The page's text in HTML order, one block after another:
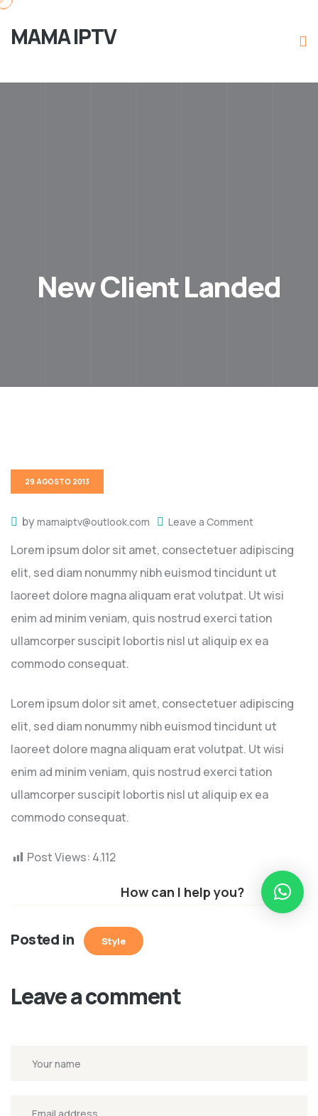
MAMA IPTV
New Client Landed
29 AGOSTO 2013
bymamaiptv@outlook.com Leave a Comment
Lorem ipsum dolor sit amet, consectetuer adipiscing
elit, sed diam nonummy nibh euismod tincidunt ut
laoreet dolore magna aliquam erat volutpat. Ut wisi
enim ad minim veniam, quis nostrud exerci tation
ullamcorper suscipit lobortis nisl ut aliquip ex ea
commodo consequat.
Lorem ipsum dolor sit amet, consectetuer adipiscing
elit, sed diam nonummy nibh euismod tincidunt ut
laoreet dolore magna aliquam erat volutpat. Ut wisi
enim ad minim veniam, quis nostrud exerci tation
ullamcorper suscipit lobortis nisl ut aliquip ex ea
commodo consequat.
Post Views: 4.112
Posted in Style
Leave a comment
How can I help you?